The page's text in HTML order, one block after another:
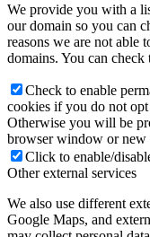
We provide you with a
our domain so you can
reasons we are not able
domains. You can
Check to enable
cookies if you do not
Otherwise you will be
browser window or new
Click to enable/
Other external services
We also use different
Google Maps, and